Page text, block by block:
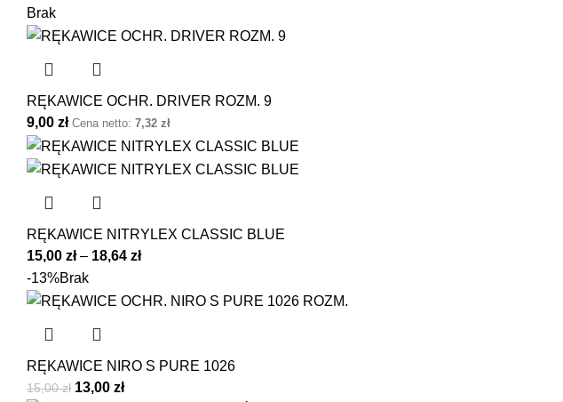
Brak
RĘKAWICE OCHR. DRIVER ROZM. 9
9,00 zł Cena netto: 7,32 zł
RĘKAWICE NITRYLEX CLASSIC BLUE
15,00 zł– 18,64 zł
-13%Brak
RĘKAWICE NIRO S PURE 1026
15,00zł 13,00 zł